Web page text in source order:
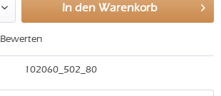
In den Warenkorb
Bewerten
102060_502_80